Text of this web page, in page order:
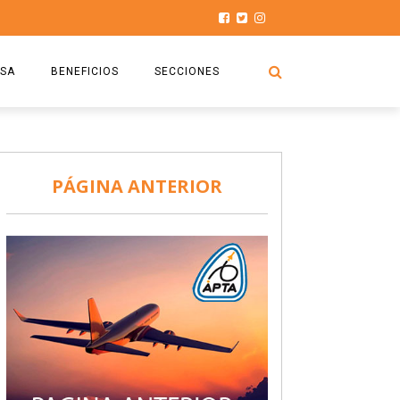
BENEFICIOS
COMISIÓN
SECCIONES
SEGURIDAD AÉREA
TURISMO Y RECREACIÓN
VIDEOS
PÁGINA ANTERIOR